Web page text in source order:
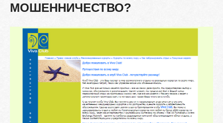
МОШЕННИЧЕСТВО?